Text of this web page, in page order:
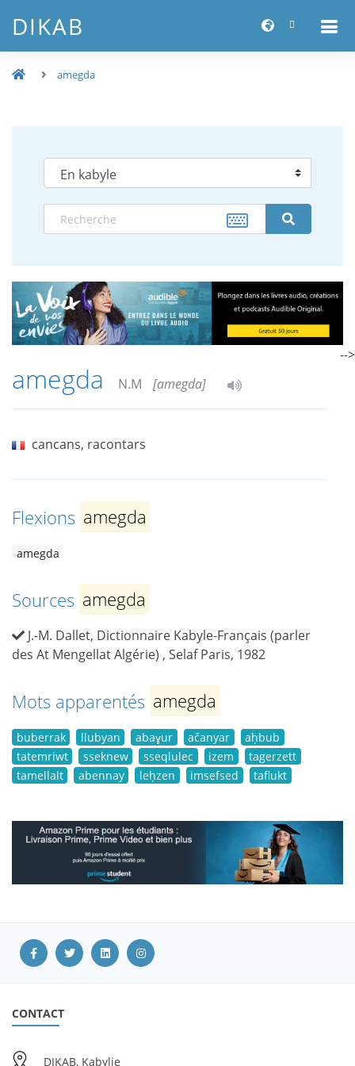
DIKAB
amegda
amegda N.M [amegda]
cancans, racontars
Flexions amegda
amegda
Sources amegda
J.-M. Dallet, Dictionnaire Kabyle-Français (parler
des At Mengellat Algérie) , Selaf Paris, 1982
Mots apparentés amegda
buberrak llubyan abaɣur ačanyar
aḥbub
tatemriwt
sseknew sseqlulec izem
tagerzett
tamellalt
abennay leḥzen imsefsed taflukt
-->
CONTACT
DIKAB, Kabylie